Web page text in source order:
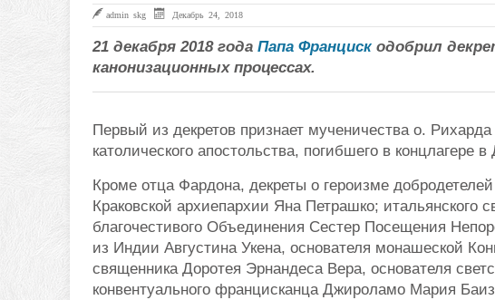
admin skg Декабрь 24, 2018
21 декабря 2018 года Папа Франциск одобрил
канонизационных процессах.
Первый из декретов признает мученичества о.
католического апостольства, погибшего в концлагере
Кроме отца Фардона, декреты о героизме
Краковской архиепархии Яна Петрашко; итальянского
благочестивого Объединения Сестер Посещения
из Индии Августина Укена, основателя монашеской
священника Доротея Эрнандеса Вера, основателя
конвентуального францисканца Джироламо Мария